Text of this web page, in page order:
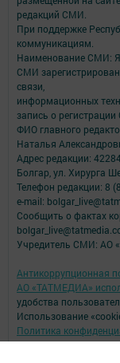
редакций СМИ.
При поддержке
коммуникациям.
Наименование СМИ:
СМИ
связи,
информационных
запись о
ФИО главного
Наталья
Адрес редакции:
Болгар, ул. Хирурга
Телефон редакции: 8
e-mail:
Сообщить о фактах
Учредитель СМИ: АО
Антикоррупционная
АО «ТАТМЕДИА»
удобства
Использование
Политика